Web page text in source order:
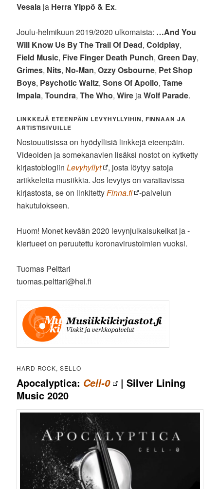
Vesala ja Herra Ylppö & Ex.
Joulu-helmikuun 2019/2020 ulkomaista: …And You
Will Know Us By The Trail Of Dead,Coldplay,
Field Music, Five Finger Death Punch,Green Day,
Grimes, Nits, No-Man,Ozzy Osbourne, Pet Shop
Boys, Psychotic Waltz,Sons Of Apollo,Tame
Impala,Toundra,The Who,Wire jaWolf Parade.
LINKKEJÄ ETEENPÄIN LEVYHYLLYIHIN, FINNAAN JA
ARTISTISIVUILLE
Nostouutisissa on hyödyllisiä linkkejä eteenpäin.
Videoiden ja somekanavien lisäksi nostot on kytketty
kirjastoblogiinLevyhyllyt
, josta löytyy satoja
artikkeleita musiikkia. Jos levytys on varattavissa
kirjastosta, se on linkitetty Finna.fi
-palvelun
hakutulokseen.
Huom! Monet kevään 2020 levynjulkaisukeikat ja -
kiertueet on peruutettu koronavirustoimien vuoksi.
Tuomas Pelttari
tuomas.pelttari@hel.fi
HARD ROCK, SELLO
Apocalyptica: Cell-0
| Silver Lining
Music 2020